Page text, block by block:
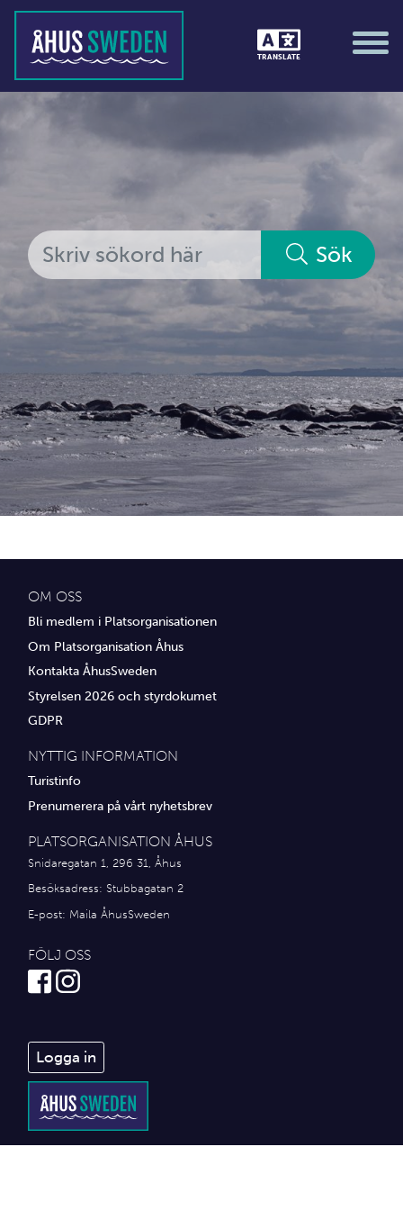
TRANSLATE
Tävlingar &amp; matcher
Alla medlemmar
Ekonomi &amp; juridik
Hantverkare
Hus &amp; hem
Ideella föreningar
Idrottsföreningar
Media
Transport
Övrig service
Sök
OM OSS
Bli medlem i Platsorganisationen
Om Platsorganisation Åhus
Kontakta ÅhusSweden
Styrelsen 2026 och styrdokumet
GDPR
NYTTIG INFORMATION
Turistinfo
Prenumerera på vårt nyhetsbrev
PLATSORGANISATION ÅHUS
Snidaregatan 1, 296 31, Åhus
Besöksadress: Stubbagatan 2
E-post: Maila ÅhusSweden
FÖLJ OSS
Logga in